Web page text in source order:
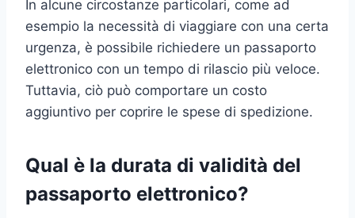
In alcune circostanze particolari, come ad
esempio la necessità di viaggiare con una certa
urgenza, è possibile richiedere un passaporto
elettronico con un tempo di rilascio più veloce.
Tuttavia, ciò può comportare un costo
aggiuntivo per coprire le spese di spedizione.
Qual è la durata di validità del
passaporto elettronico?